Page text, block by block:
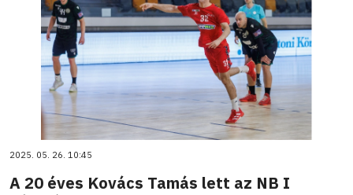
2025. 05. 26. 10:45
A 20 éves Kovács Tamás lett az NB I